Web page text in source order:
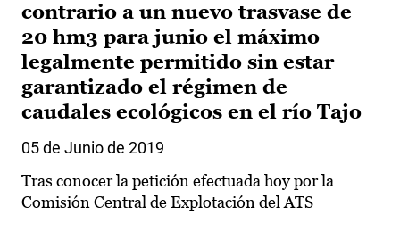
contrario a un nuevo trasvase de
20 hm3 para junio el máximo
legalmente permitido sin estar
garantizado el régimen de
caudales ecológicos en el río Tajo
05 de Junio de 2019
Tras conocer la petición efectuada hoy por la
Comisión Central de Explotación del ATS